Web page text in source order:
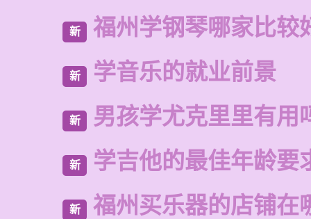
新 福州学钢琴哪家比较
新 学音乐的就业前景
新 男孩学尤克里里有用
新 学吉他的最佳年龄要
新 福州买乐器的店铺在